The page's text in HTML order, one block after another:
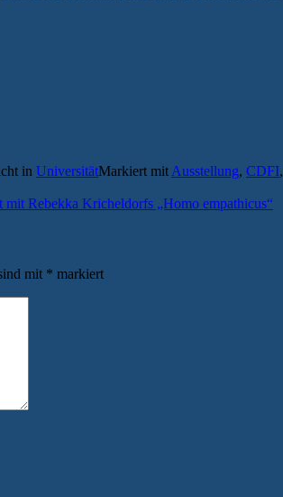
in UniversitätMarkiert mit Ausstellung, CDFI,
Rebekka Kricheldorfs „Homo empathicus“
mit * markiert